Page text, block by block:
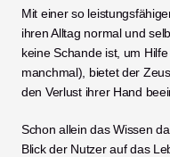
Mit einer so
ihren Alltag normal und
keine Schande ist, um
manchmal), bietet der
den Verlust ihrer Hand
Schon allein das Wissen
Blick der Nutzer auf das